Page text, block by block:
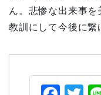
ん。悲惨な出来事を
教訓にして今後に繋